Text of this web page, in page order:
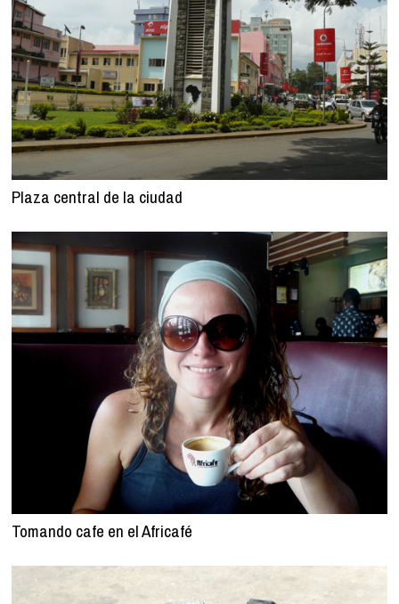
Plaza central de la ciudad
Tomando cafe en el Africafé